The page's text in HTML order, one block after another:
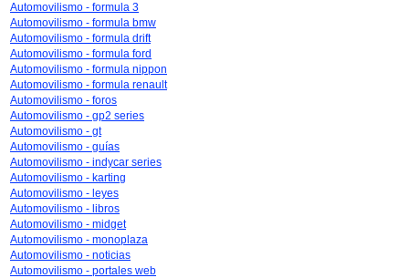
Automovilismo - formula 3
Automovilismo - formula bmw
Automovilismo - formula drift
Automovilismo - formula ford
Automovilismo - formula nippon
Automovilismo - formula renault
Automovilismo - foros
Automovilismo - gp2 series
Automovilismo - gt
Automovilismo - guías
Automovilismo - indycar series
Automovilismo - karting
Automovilismo - leyes
Automovilismo - libros
Automovilismo - midget
Automovilismo - monoplaza
Automovilismo - noticias
Automovilismo - portales web